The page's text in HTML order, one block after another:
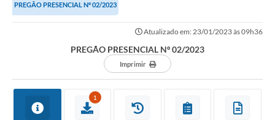
Imprensa
CONCURSO
PREGÃO PRESENCIAL Nº 02/2023
Atualizado em: 23/01/2023 às 09h36
PREGÃO PRESENCIAL Nº 02/2023
Imprimir
1